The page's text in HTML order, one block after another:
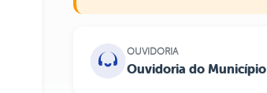
OUVIDORIA
Ouvidoria do Município